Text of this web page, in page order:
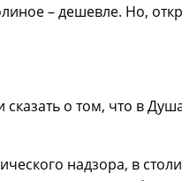
– дешевле. Но,
сказать о том, что в
надзора, в